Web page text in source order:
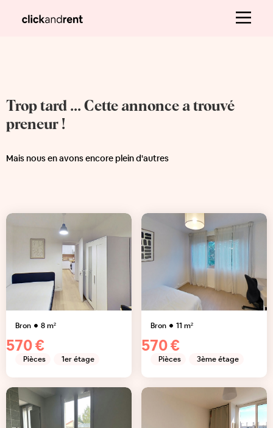
Trop tard ... Cette annonce a trouvé
preneur !
Mais nous en avons encore plein d'autres
Bron 8m²
570 €
Pièces 1er étage
Bron 11 m²
570 €
Pièces 3ème étage